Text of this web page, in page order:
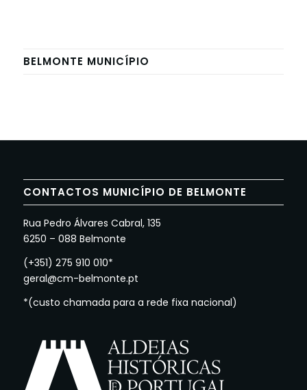
BELMONTE MUNICÍPIO
CONTACTOS MUNICÍPIO DE BELMONTE
Rua Pedro Álvares Cabral, 135
6250 – 088 Belmonte
(+351) 275 910 010*
geral@cm-belmonte.pt
*(custo chamada para a rede fixa nacional)